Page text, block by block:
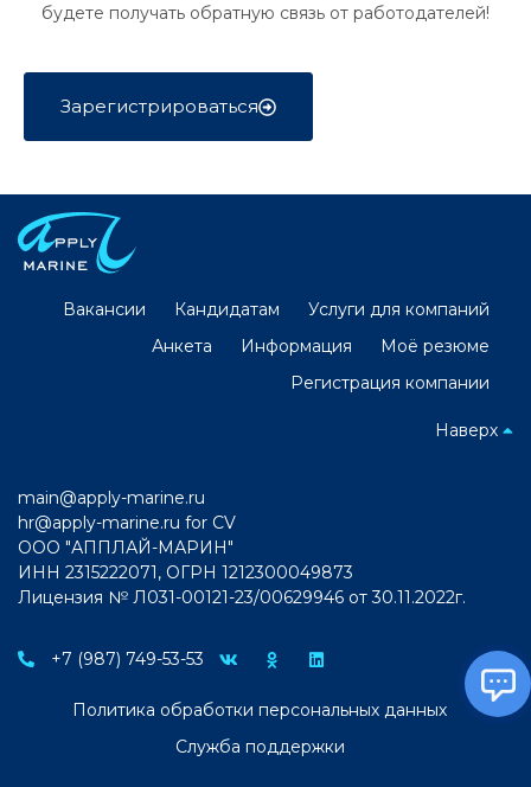
будете получать обратную связь от работодателей!
Зарегистрироваться
Вакансии Кандидатам
Услуги для компаний
Анкета
Информация
Моё резюме
Регистрация компании
Наверх
main@apply-marine.ru
hr@apply-marine.ru for CV
ООО "АППЛАЙ-МАРИН"
ИНН 2315222071, ОГРН 1212300049873
Лицензия № Л031-00121-23/00629946 от 30.11.2022г.
+7 (987) 749-53-53
Политика обработки персональных данных
Служба поддержки